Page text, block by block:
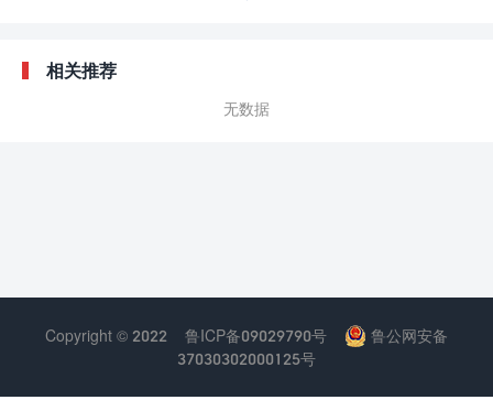
相关推荐
无数据
Copyright © 2022 鲁ICP备09029790号
鲁公网安备
37030302000125号